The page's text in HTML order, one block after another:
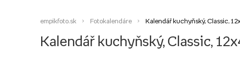
empikfoto.sk Fotokalendáre Kalendář kuchyňský, Classic,
Kalendář kuchyňský, Classic,